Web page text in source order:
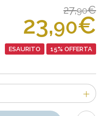
27,90€
23,90€
ESAURITO 15% OFFERTA